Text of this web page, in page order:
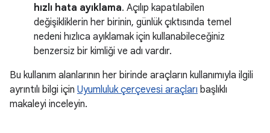
hızlı hata ayıklama. Açılıp kapatılabilen
değişikliklerin her birinin, günlük çıktısında temel
nedeni hızlıca ayıklamak için kullanabileceğiniz
benzersiz bir kimliği ve adı vardır.
Bu kullanım alanlarının her birinde araçların kullanımıyla ilgili
ayrıntılı bilgi için Uyumluluk çerçevesi araçları başlıklı
makaleyi inceleyin.